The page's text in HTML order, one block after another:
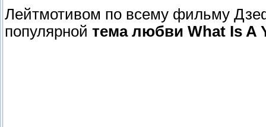
Лейтмотивом по всему фильму
популярной тема любви What Is A